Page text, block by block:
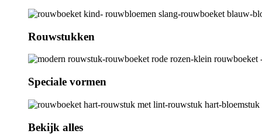
Rouwstukken
Speciale vormen
Bekijk alles